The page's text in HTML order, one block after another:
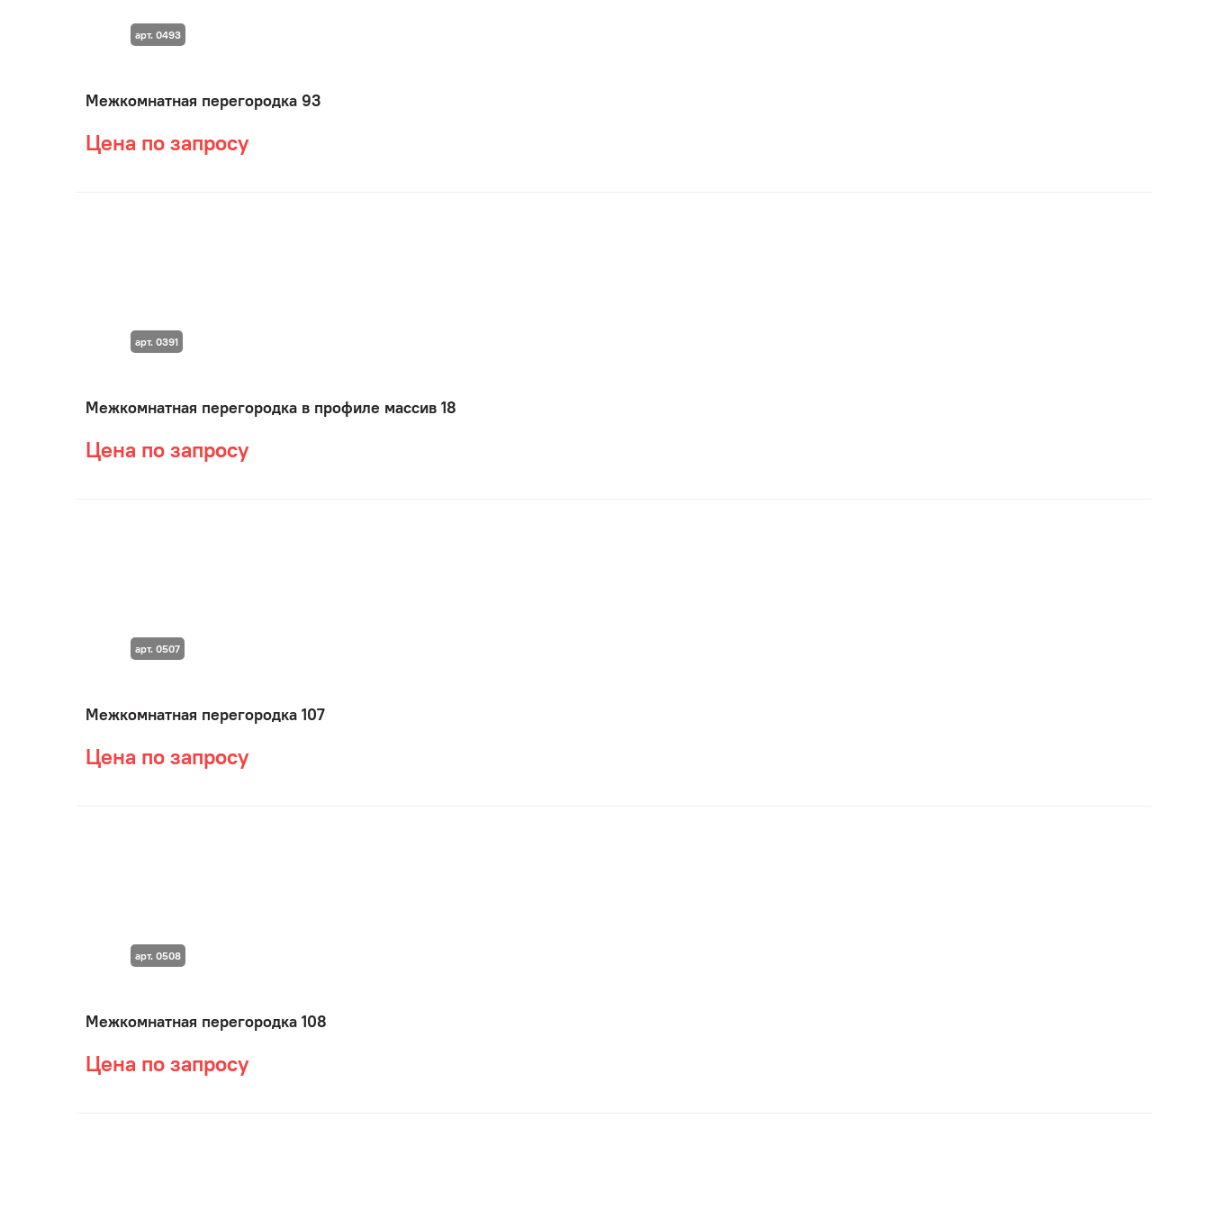
Межкомнатная перегородка 93
Цена по запросу
арт. 0493
Межкомнатная перегородка в профиле массив 18
Цена по запросу
арт. 0391
Межкомнатная перегородка 107
Цена по запросу
арт. 0507
Межкомнатная перегородка 108
Цена по запросу
арт. 0508